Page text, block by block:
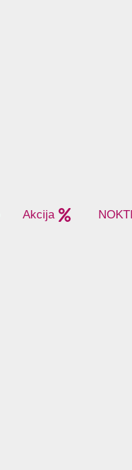
Akcija NOKTI